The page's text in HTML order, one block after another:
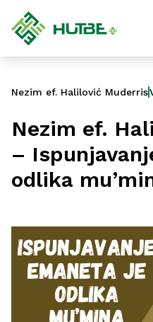
Nezim ef. Halilović Muderris
Nezim ef.
–
odlika